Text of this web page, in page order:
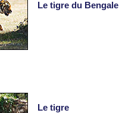
Le tigre du Bengale
Le tigre